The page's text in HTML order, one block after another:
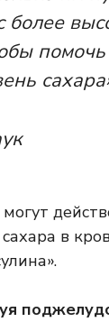
более
помочь
в